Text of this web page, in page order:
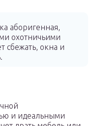
аборигенная,
охотничьими
сбежать, окна и
и идеальными